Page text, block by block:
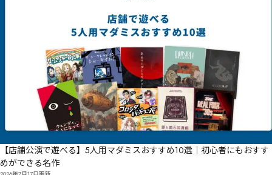
【店舗公演で遊べる】5人用マダミスおすすめ10選｜初心者にもおすす
めができる名作